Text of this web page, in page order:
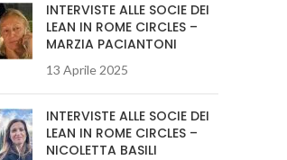
INTERVISTE ALLE SOCIE DEI
LEAN IN ROME CIRCLES –
MARZIA PACIANTONI
13 Aprile 2025
INTERVISTE ALLE SOCIE DEI
LEAN IN ROME CIRCLES –
NICOLETTA BASILI